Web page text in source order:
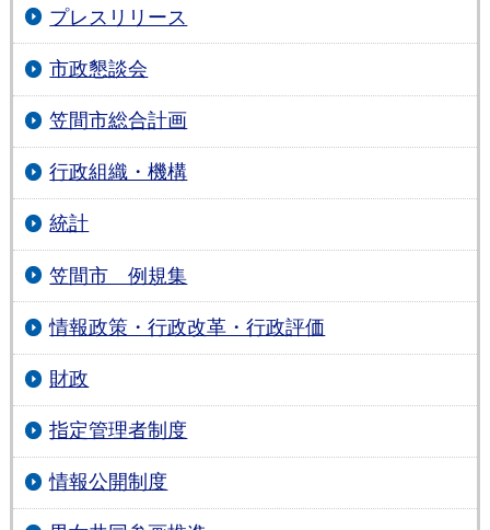
プレスリリース
市政懇談会
笠間市総合計画
行政組織・機構
統計
笠間市 例規集
情報政策・行政改革・行政評価
財政
指定管理者制度
情報公開制度